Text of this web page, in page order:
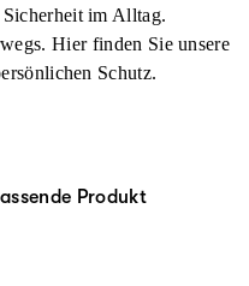
im Alltag.
Hier finden Sie unsere
Schutz.
Produkt